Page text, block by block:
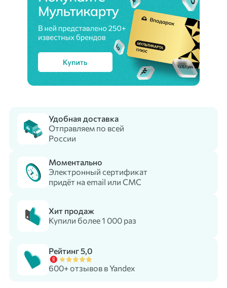
Удобная доставка
Отправляем по всей
России
Моментально
Электронный сертификат
придёт на email или СМС
Хит продаж
Купили более 1 000 раз
Рейтинг 5,0
600+ отзывов в Yandex